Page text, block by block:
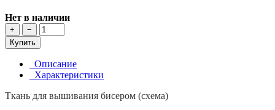
Нет в наличии
+
−
Купить
Описание
Характеристики
Ткань для вышивания бисером (схема)